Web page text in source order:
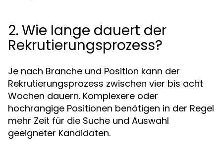
2. Wie lange dauert der
Rekrutierungsprozess?
Je nach Branche und Position kann der
Rekrutierungsprozess zwischen vier bis acht
Wochen dauern. Komplexere oder
hochrangige Positionen benötigen in der Regel
mehr Zeit für die Suche und Auswahl
geeigneter Kandidaten.